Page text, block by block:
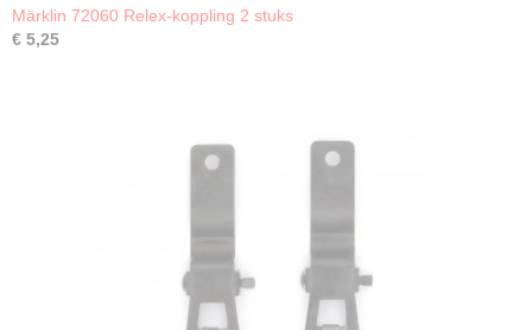
Märklin 72060 Relex-koppling 2 stuks
€ 5,25